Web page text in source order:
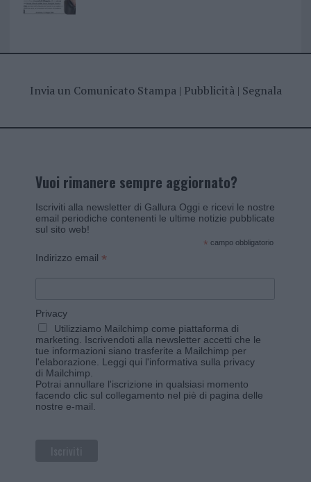
Invia un Comunicato Stampa| Pubblicità| Segnala
Vuoi rimanere sempre aggiornato?
Iscriviti alla newsletter di Gallura Oggi e ricevi le nostre
email periodiche contenenti le ultime notizie pubblicate
sul sito web!
* campo obbligatorio
Indirizzo email *
Privacy
Utilizziamo Mailchimp come piattaforma di
marketing. Iscrivendoti alla newsletter accetti che le
tue informazioni siano trasferite a Mailchimp per
l'elaborazione. Leggi qui l'informativa sulla privacy
di Mailchimp
Potrai annullare l'iscrizione in qualsiasi momento
facendo clic sul collegamento nel piè di pagina delle
nostre e-mail.